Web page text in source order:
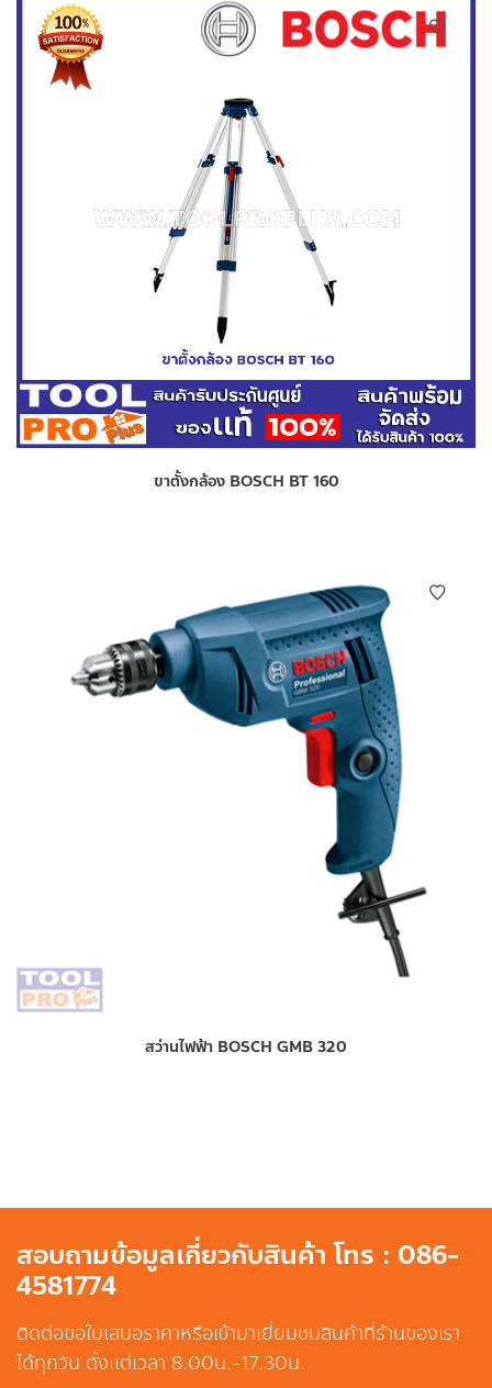
ขาตั้งกล้อง BOSCH BT 160
สว่านไฟฟ้า BOSCH GMB 320
สอบถามข้อมูลเกี่ยวกับสินค้า โทร : 086-
4581774
ติดต่อขอใบเสนอราคาหรือเข้ามาเยี่ยมชมสินค้าที่ร้านของเรา
ได้ทุกวัน ตั้งแต่เวลา 8.00น.-17.30น.